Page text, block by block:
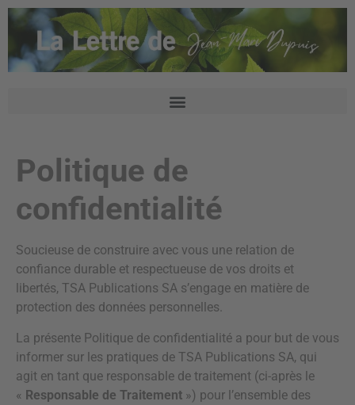
Politique de
confidentialité
Soucieuse de construire avec vous une relation de
confiance durable et respectueuse de vos droits et
libertés, TSA Publications SA s’engage en matière de
protection des données personnelles.
La présente Politique de confidentialité a pour but de vous
informer sur les pratiques de TSA Publications SA, qui
agit en tant que responsable de traitement (ci-après le
« Responsable de Traitement ») pour l’ensemble des